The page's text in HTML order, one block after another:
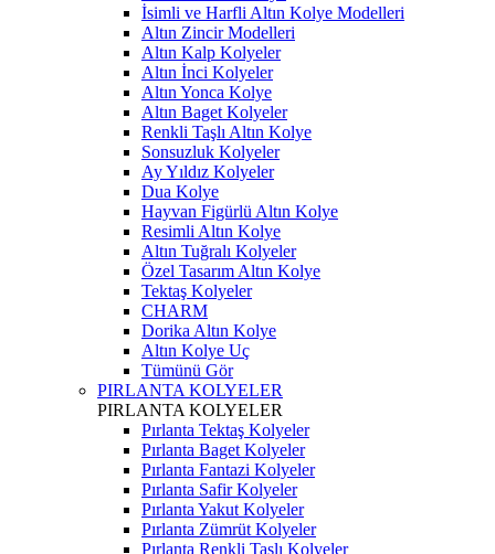
İsimli ve Harfli Altın Kolye Modelleri
Altın Zincir Modelleri
Altın Kalp Kolyeler
Altın İnci Kolyeler
Altın Yonca Kolye
Altın Baget Kolyeler
Renkli Taşlı Altın Kolye
Sonsuzluk Kolyeler
Ay Yıldız Kolyeler
Dua Kolye
Hayvan Figürlü Altın Kolye
Resimli Altın Kolye
Altın Tuğralı Kolyeler
Özel Tasarım Altın Kolye
Tektaş Kolyeler
CHARM
Dorika Altın Kolye
Altın Kolye Uç
Tümünü Gör
PIRLANTA KOLYELER
PIRLANTA KOLYELER
Pırlanta Tektaş Kolyeler
Pırlanta Baget Kolyeler
Pırlanta Fantazi Kolyeler
Pırlanta Safir Kolyeler
Pırlanta Yakut Kolyeler
Pırlanta Zümrüt Kolyeler
Pırlanta Renkli Taşlı Kolyeler